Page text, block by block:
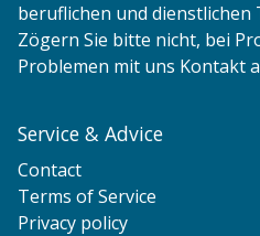
Service & Advice
Contact
Terms of Service
Privacy policy
beruflichen und dienstlichen
Zögern Sie bitte nicht, bei
Problemen mit uns Kontakt